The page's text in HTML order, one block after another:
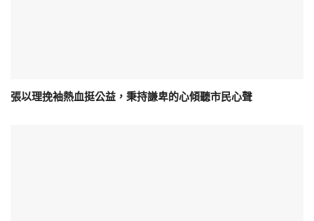
張以理挽袖熱血挺公益，秉持謙卑的心傾聽市民心聲